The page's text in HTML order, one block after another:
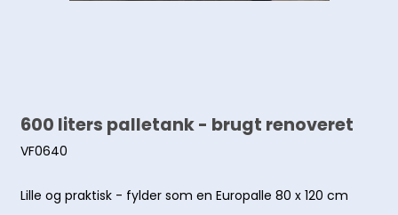
600 liters palletank - brugt renoveret
VF0640
Lille og praktisk - fylder som en Europalle 80 x 120 cm